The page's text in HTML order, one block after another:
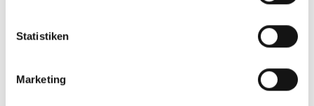
Statistiken
Marketing